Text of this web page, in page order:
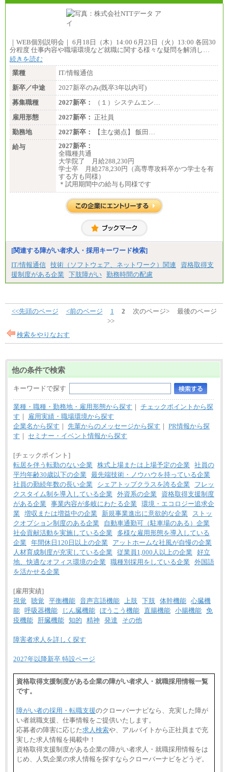
｜WEB個別説明会｜ 6月18日（木）14:00 6月23日（火）13:00 各回30
分程度 仕事内容や職場環境など就職に関する様々な疑問を解消し…
続きを読む
業種
IT/情報通信
新卒／中途
2027新卒のみ(既卒3年以内可)
募集職種
2027新卒：
（１）システムエン…
雇用形態
2027新卒： 正社員
勤務地
2027新卒：
【主な拠点】 飯田…
給与
2027新卒：
全職種共通
大学院了 月給288,230円
学士卒 月給278,230円（高専専攻科卒かつ学士を有
する方も同様）
＊試用期間中の給与も同様です
[関連する障がい者求人・採用キーワード検索]
IT/情報通信 技術（ソフトウェア、ネットワーク）関連
資格取得支
援制度がある企業
下肢障がい 勤務時間の配慮
<<先頭のページ <前のページ 1 2 次のページ>
最後のページ
>>
検索をやりなおす
他の条件で検索
キーワードで探す
業種・職種・勤務地・雇用形態から探す ｜ チェックポイントから探
す ｜
雇用実績・職場環境から探す
企業名から探す ｜ 先輩からのメッセージから探す ｜ PR情報から探
す ｜ セミナー・イベント情報から探す
[チェックポイント]
転居を伴う転勤のない企業 株式上場または上場予定の企業 社員の
平均年齢30歳以下の企業 最先端技術・ノウハウを持っている企業
社員の勤続年数の長い企業
シェアトップクラスを誇る企業
フレッ
クスタイム制を導入している企業 外資系の企業
資格取得支援制度
がある企業 事業内容が多岐にわたる企業 環境・エコロジー追求企
業 増収または増益中の企業 新規事業進出に意欲的な企業
ストッ
クオプション制度のある企業
自動車通勤可（駐車場のある）企業
社会貢献活動を実施している企業
多様な雇用形態を導入している
企業 年間休日120日以上の企業
アットホームな社風が自慢の企業
人材育成制度が充実している企業 従業員1,000人以上の企業 好立
地、快適なオフィス環境の企業 職種別採用をしている企業 外国語
を活かせる企業
[雇用実績]
視覚
聴覚 平衡機能 音声言語機能 上肢 下肢 体幹機能 心臓機
能 呼吸器機能 じん臓機能 ぼうこう機能 直腸機能 小腸機能 免
疫機能
肝臓機能 知的 精神 発達 その他
障害者求人を詳しく探す
2027年以降新卒 特設ページ
資格取得支援制度がある企業の障がい者求人・就職採用情報一覧
です。
障がい者の採用・転職支援のクローバーナビなら、充実した障が
い者就職支援、仕事情報をご提供いたします。
応募者の障害に応じた求人検索や、アルバイトから正社員まで充
実した求人情報を掲載中！
資格取得支援制度がある企業の障がい者求人・就職採用情報をは
じめ、人気企業の求人情報を探すならクローバーナビをどうぞ。